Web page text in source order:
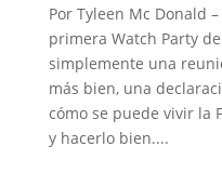
Por Tyleen Mc Donald
primera Watch Party
simplemente una
más bien, una
cómo se puede vivir la
y hacerlo bien....